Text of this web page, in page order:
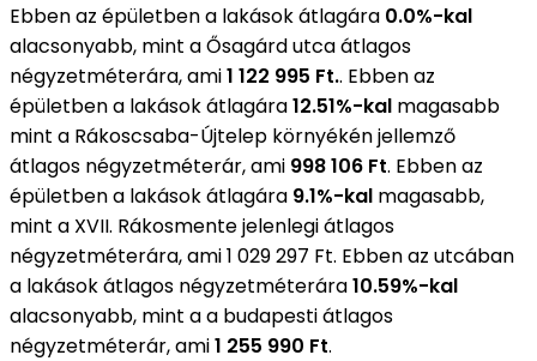
Ebben az épületben a lakások átlagára 0.0%-kal
alacsonyabb, mint a Ősagárd utca átlagos
négyzetméterára, ami1 122 995 Ft.. Ebben az
épületben a lakások átlagára12.51%-kal magasabb
mint a Rákoscsaba-Újtelep környékén jellemző
átlagos négyzetméterár, ami 998 106 Ft. Ebben az
épületben a lakások átlagára 9.1%-kal magasabb,
mint a XVII. Rákosmente jelenlegi átlagos
négyzetméterára, ami 1 029 297 Ft. Ebben az utcában
a lakások átlagos négyzetméterára10.59%-kal
alacsonyabb, mint a a budapesti átlagos
négyzetméterár, ami1 255 990 Ft.